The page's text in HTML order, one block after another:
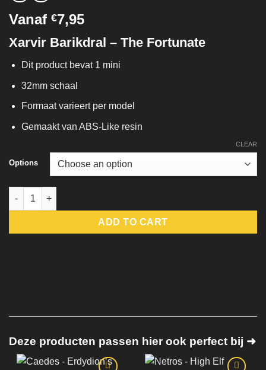
Vanaf €7,95
Xarvir Barikdral – The Fortunate
Dit product bevat 1 mini
32mm schaal
Formaat varieert per model
Gemaakt van ABS-Like resin
Options
CLEAR
Xarvir Barikdral – The Fortunate quantity
ADD TO CART
Deze producten passen hier ook perfect bij ➜